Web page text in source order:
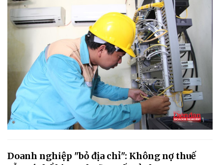
Doanh nghiệp "bỏ địa chỉ": Không nợ thuế